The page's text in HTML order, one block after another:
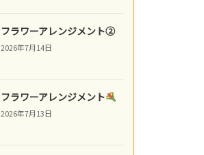
フラワーアレンジメント②
2026年7月14日
フラワーアレンジメント
2026年7月13日